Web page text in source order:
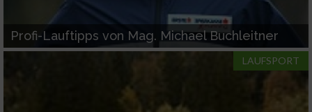
Profi-Lauftipps von Mag. Michael Buchleitner
LAUFSPORT
IAB-Verarbeitungszwecke:
Speichern von oder Zugriff auf Informationen
auf einem Endgerät